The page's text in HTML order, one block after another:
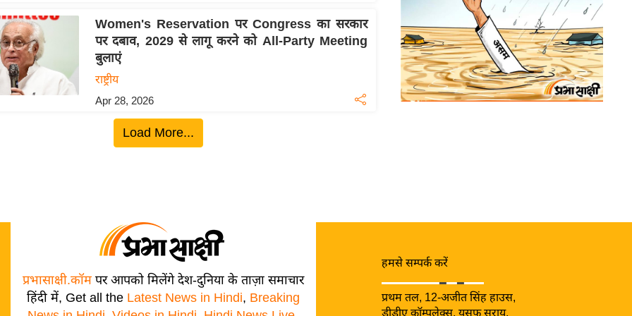
Women's Reservation पर Congress का सरकार
पर दबाव, 2029 से लागू करने को All-Party Meeting
बुलाएं
राष्ट्रीय
Apr 28, 2026
Load More...
प्रभासाक्षी.कॉमपर आपको मिलेंगे देश-दुनिया के ताज़ा समाचार
हिंदी में, Get all the Latest News in Hindi, Breaking
हमसे सम्पर्क करें
प्रथम तल, 12-अजीत सिंह हाउस,
डीडीए कॉम्पलेक्स, युसूफ सराय,